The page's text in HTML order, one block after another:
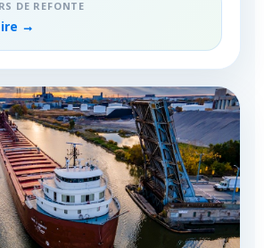
DE REFONTE
→